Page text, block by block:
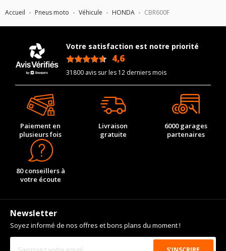
Accueil Pneus moto Véhicule HONDA CBR600F
Votre satisfaction est notre priorité
4,6
31800 avis sur les 12 derniers mois
Paiement en
plusieurs fois
Livraison
gratuite
6000 garages
partenaires
80 conseillers à
votre écoute
Newsletter
Soyez informé de nos offres et bons plans du moment !